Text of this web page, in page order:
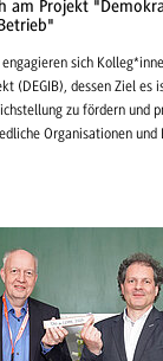
am Projekt
sich
(DEGIB), dessen Ziel es
zu fördern und
Organisationen und